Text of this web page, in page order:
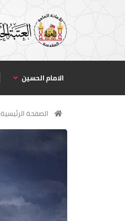
الامام الحسين
الصفحة الرئيسية